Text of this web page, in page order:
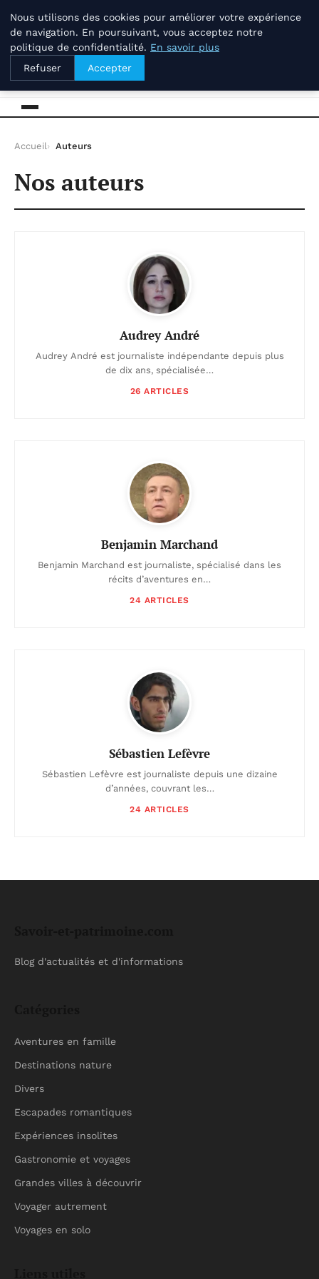
vendredi 7 août 2026
Savoir-et-patrimoine.com
Accueil Auteurs
Nos auteurs
Audrey André
Audrey André est journaliste indépendante depuis plus
de dix ans, spécialisée…
26 ARTICLES
Benjamin Marchand
Benjamin Marchand est journaliste, spécialisé dans les
récits d’aventures en…
24 ARTICLES
Sébastien Lefèvre
Sébastien Lefèvre est journaliste depuis une dizaine
d’années, couvrant les…
24 ARTICLES
Blog d'actualités et d'informations
Aventures en famille
Destinations nature
Divers
Escapades romantiques
Expériences insolites
Gastronomie et voyages
Grandes villes à découvrir
Voyager autrement
Voyages en solo
Nous utilisons des cookies pour améliorer votre expérience
de navigation. En poursuivant, vous acceptez notre
politique de confidentialité. En savoir plus
Refuser
Accepter